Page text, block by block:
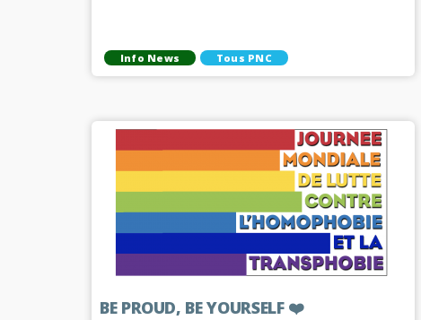
Info News Tous PNC
BE PROUD, BE YOURSELF ❤️